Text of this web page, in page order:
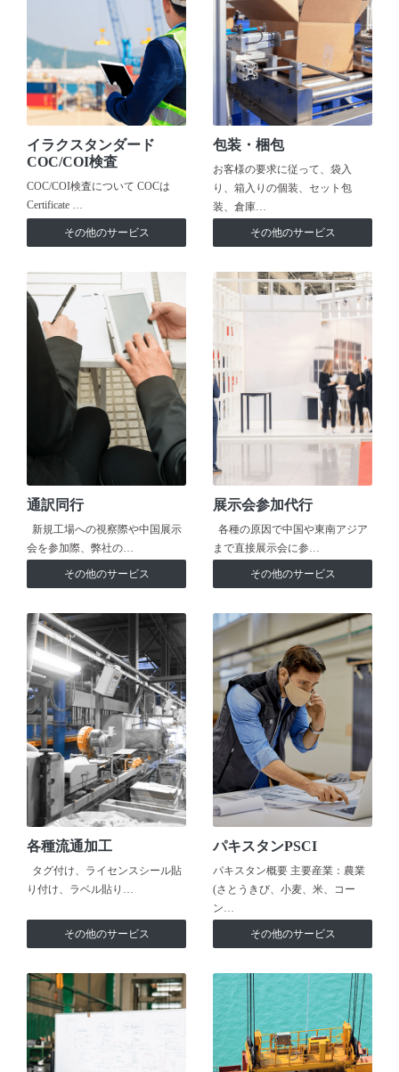
イラクスタンダード
COC/COI検査
COC/COI検査について COCは
Certificate …
その他のサービス
包装・梱包
お客様の要求に従って、袋入
り、箱入りの個装、セット包
装、倉庫…
その他のサービス
通訳同行
新規工場への視察際や中国展示
会を参加際、弊社の…
その他のサービス
展示会参加代行
各種の原因で中国や東南アジア
まで直接展示会に参…
その他のサービス
各種流通加工
タグ付け、ライセンスシール貼
り付け、ラベル貼り…
その他のサービス
パキスタンPSCI
パキスタン概要 主要産業：農業
(さとうきび、小麦、米、コー
ン…
その他のサービス